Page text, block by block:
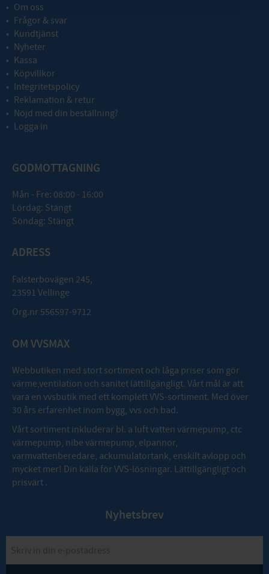
Om oss
Frågor & svar
Kundtjänst
Nyheter
Kassa
Köpvillkor
Integritetspolicy
Reklamation & retur
Nöjd med din beställning?
Logga in
GODMOTTAGNING
Mån - Fre: 08:00 - 16:00
Lördag: Stängt
Söndag: Stängt
ADRESS
Falsterbovägen 245,
23591 Vellinge
Org.nr 556597-9712
OM VVSMAX
Webbutiken med stort sortiment och låga priser som gör
värme,ventilation och sanitet lättillgängligt. Vårt mål är att
vara en vvsbutik med ett komplett VVS-sortiment. Med över
30 års erfarenhet inom bygg, vvs och bad.
Vårt sortiment inkluderar bl. a luft vatten värmepump, ctc
värmepump, nibe värmepump, elpannor,
varmvattenberedare, ackumulatortank, enskilt avlopp och
mycket mer! Din källa för VVS-lösningar. Lättillgängligt och
prisvärt .
Nyhetsbrev